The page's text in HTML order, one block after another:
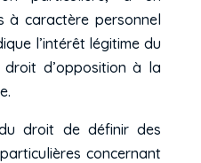
à caractère personnel
l’intérêt légitime du
droit d’opposition à la
droit de définir des
concernant